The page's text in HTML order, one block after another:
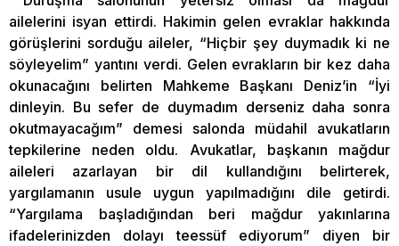
ailelerini isyan ettirdi. Hakimin gelen evraklar hakkında
görüşlerini sorduğu aileler, “Hiçbir şey duymadık ki ne
söyleyelim” yantını verdi. Gelen evrakların bir kez daha
okunacağını belirten Mahkeme Başkanı Deniz’in “İyi
dinleyin. Bu sefer de duymadım derseniz daha sonra
okutmayacağım” demesi salonda müdahil avukatların
tepkilerine neden oldu. Avukatlar, başkanın mağdur
aileleri azarlayan bir dil kullandığını belirterek,
yargılamanın usule uygun yapılmadığını dile getirdi.
“Yargılama başladığından beri mağdur yakınlarına
ifadelerinizden dolayı teessüf ediyorum” diyen bir